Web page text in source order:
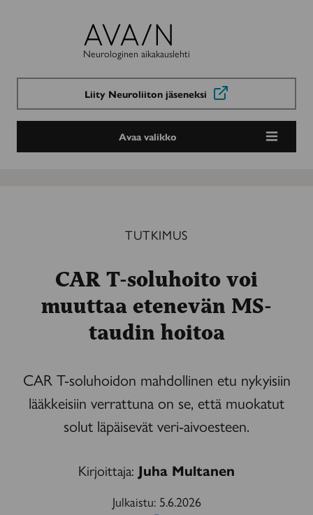
Avain-
lehti
Neurologinen aikakauslehti
Liity Neuroliiton jäseneksi
Avaa valikko
TUTKIMUS
CAR T-soluhoito voi
muuttaa etenevän MS-
taudin hoitoa
CAR T-soluhoidon mahdollinen etu nykyisiin
lääkkeisiin verrattuna on se, että muokatut
solut läpäisevät veri-aivoesteen.
Kirjoittaja: Juha Multanen
Julkaistu: 5.6.2026